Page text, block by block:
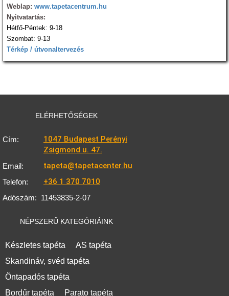
Weblap: www.tapetacentrum.hu
Nyitvatartás:
Hétfő-Péntek: 9-18
Szombat: 9-13
Térkép / útvonaltervezés
ELÉRHETŐSÉGEK
Cím:
1047 Budapest Perényi
Zsigmond u. 47.
Email: tapeta@tapetacenter.hu
Telefon: +36 1 370 7010
Adószám: 11453835-2-07
NÉPSZERŰ KATEGÓRIÁINK
Készletes tapéta
AS tapéta
Skandináv, svéd tapéta
Öntapadós tapéta
Bordűr tapéta
Parato tapéta